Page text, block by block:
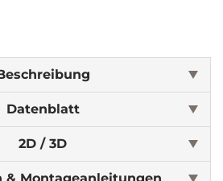
Datenblatt
2D / 3D